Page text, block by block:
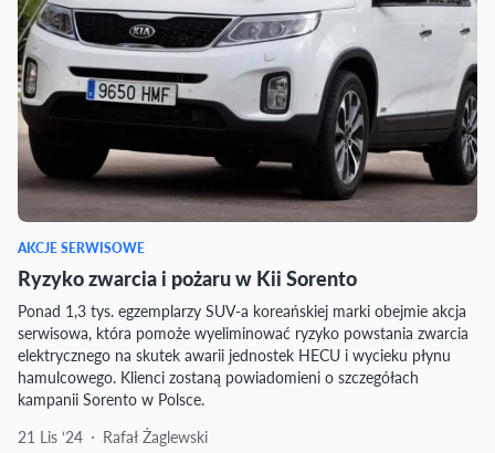
AKCJE SERWISOWE
Ryzyko zwarcia i pożaru w Kii Sorento
Ponad 1,3 tys. egzemplarzy SUV-a koreańskiej marki obejmie akcja
serwisowa, która pomoże wyeliminować ryzyko powstania zwarcia
elektrycznego na skutek awarii jednostek HECU i wycieku płynu
hamulcowego. Klienci zostaną powiadomieni o szczegółach
kampanii Sorento w Polsce.
21 Lis ‘24
Rafał Żaglewski